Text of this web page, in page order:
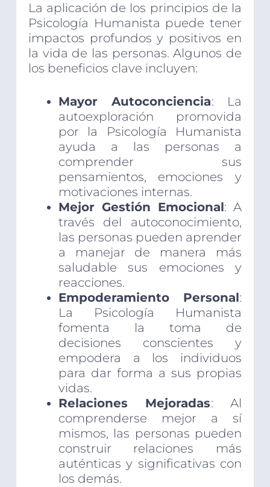
La aplicación de los principios de la
Psicología Humanista puede tener
impactos profundos y positivos en
la vida de las personas. Algunos de
los beneficios clave incluyen:
Mayor Autoconciencia: La
autoexploración promovida
por la Psicología Humanista
ayuda a las personas a
comprender sus
pensamientos, emociones y
motivaciones internas.
Mejor Gestión Emocional: A
través del autoconocimiento,
las personas pueden aprender
a manejar de manera más
saludable sus emociones y
reacciones.
Empoderamiento Personal:
La Psicología Humanista
fomenta la toma de
decisiones conscientes y
empodera a los individuos
para dar forma a sus propias
vidas.
Relaciones Mejoradas: Al
comprenderse mejor a sí
mismos, las personas pueden
construir relaciones más
auténticas y significativas con
los demás.